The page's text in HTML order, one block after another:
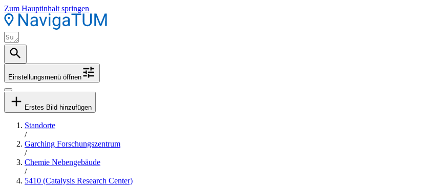
Zum Hauptinhalt springen
Einstellungsmenü öffnen
Erstes Bild hinzufügen
Standorte
/
Garching Forschungszentrum
/
Chemie Nebengebäude
/
5410 (Catalysis Research Center)